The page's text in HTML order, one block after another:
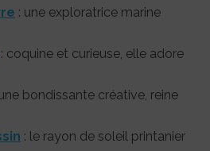
: une exploratrice marine
: coquine et curieuse, elle adore
bondissante créative, reine
: le rayon de soleil printanier